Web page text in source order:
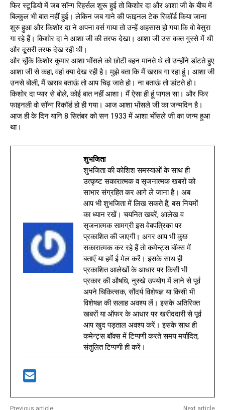
फिर स्टूडियो में जब सॉन्ग रिहर्सल शुरू हुई तो किशोर दा और आशा जी के बीच में
बिल्कुल भी बात नहीं हुई। लेकिन जब गाने की फाइनल टेक रिकॉर्ड किया जाना
शुरु हुआ और किशोर दा ने अपना वर्स गाया तो उन्हें अहसास हो गया कि वो बेसुरा
गा रहे हैं। किशोर दा ने आशा जी की तरफ देखा। आशा जी उस वक्त गुस्से में थी
और दूसरी तरफ देख रही थी।
और चूंकि किशोर कुमार आशा भोंसले को छोटी बहन मानते थे तो उन्होंने डांटते हुए
आशा जी से कहा, वहां क्या देख रही है। मुझे बता कि मैं खराब गा रहा हूं। आशा जी
उनसे बोली, मैं खराब बताऊं तो आप चिढ़ जाते हो। ना बताऊं तो डांटते हो।
किशोर दा प्यार से बोले, कोई बात नहीं आशा। मैं ऐसा ही हूं पागल सा। और फिर
फाइनली वो सॉन्ग रिकॉर्ड हो ही गया। आज आशा भोंसले जी का जन्मदिन है।
आज ही के दिन यानि 8 सितंबर को सन 1933 में आशा भोँसले जी का जन्म हुआ
था।
शुभजिता
शुभजिता की कोशिश समस्याओं के साथ ही
उत्कृष्ट सकारात्मक व सृजनात्मक खबरों को
साभार संग्रहित कर आगे ले जाना है। अब
आप भी शुभजिता में लिख सकते हैं, बस नियमों
का ध्यान रखें। चयनित खबरें, आलेख व
सृजनात्मक सामग्री इस वेबपत्रिका पर
प्रकाशित की जाएगी। अगर आप भी कुछ
सकारात्मक कर रहे हैं तो कमेन्ट्स बॉक्स में
बताएँ या हमें ई मेल करें। इसके साथ ही
प्रकाशित आलेखों के आधार पर किसी भी
प्रकार की औषधि, नुस्खे उपयोग में लाने से पूर्व
अपने चिकित्सक, सौंदर्य विशेषज्ञ या किसी भी
विशेषज्ञ की सलाह अवश्य लें। इसके अतिरिक्त
खबरों या ऑफर के आधार पर खरीददारी से पूर्व
आप खुद पड़ताल अवश्य करें। इसके साथ ही
कमेन्ट्स बॉक्स में टिप्पणी करते समय मर्यादित,
संतुलित टिप्पणी ही करें।
Previous article Next article